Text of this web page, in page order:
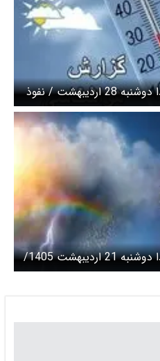
پیش بینی هوای کرمانشاه فردا دوشنبه 28 اردیبهشت / نفوذ
پیش بینی هوای کرمانشاه فردا دوشنبه 21 اردیبهشت 1405/